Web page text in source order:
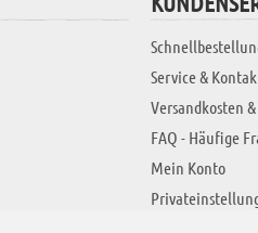
Service &
Versandkosten
FAQ - Häufige
Mein Konto